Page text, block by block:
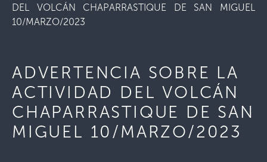
DEL VOLCÁN CHAPARRASTIQUE DE SAN MIGUEL
10/MARZO/2023
ADVERTENCIA SOBRE LA
ACTIVIDAD DEL VOLCÁN
CHAPARRASTIQUE DE SAN
MIGUEL 10/MARZO/2023